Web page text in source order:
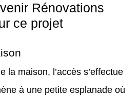
Rénovations
ce projet
la maison, l’accès s’effectue
à une petite esplanade où